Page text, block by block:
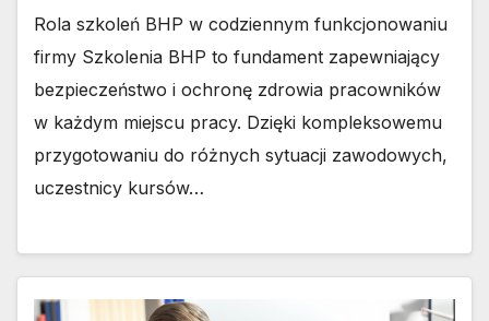
Rola szkoleń BHP w codziennym funkcjonowaniu
firmy Szkolenia BHP to fundament zapewniający
bezpieczeństwo i ochronę zdrowia pracowników
w każdym miejscu pracy. Dzięki kompleksowemu
przygotowaniu do różnych sytuacji zawodowych,
uczestnicy kursów…